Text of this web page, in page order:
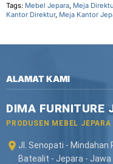
Tags: Mebel Jepara, Meja
Kantor Direktur, Meja Kantor
ALAMAT KAMI
DIMA FURNITURE
PRODUSEN MEBEL
Jl. Senopati - Mindahan
Batealit - Jepara - Jawa